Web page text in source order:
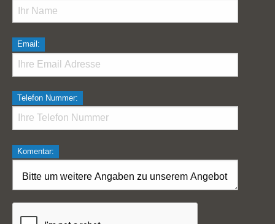
Email:
Telefon Nummer:
Komentar: